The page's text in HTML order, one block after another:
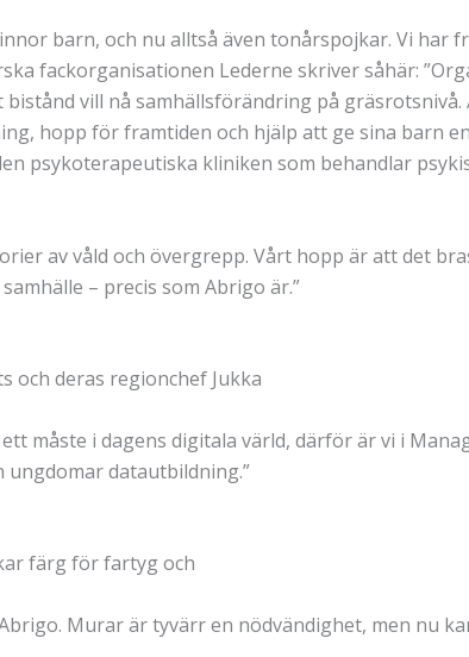
barn, och nu alltså även tonårspojkar. Vi har
fackorganisationen Lederne skriver såhär:
vill nå samhällsförändring på
hopp för framtiden och hjälp att ge sina barn
psykoterapeutiska kliniken som behandlar
av våld och övergrepp. Vårt hopp är att det
– precis som Abrigo är.”
och deras regionchef Jukka
måste i dagens digitala värld, därför är vi i
datautbildning.”
färg för fartyg och
Murar är tyvärr en nödvändighet, men nu